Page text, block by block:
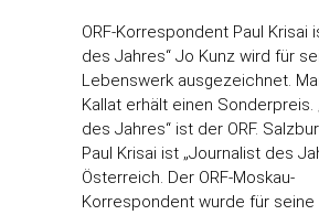
ORF-Korrespondent Paul Krisai
des Jahres“ Jo Kunz wird für
Lebenswerk ausgezeichnet.
Kallat erhält einen Sonderpreis.
des Jahres“ ist der ORF.
Paul Krisai ist „Journalist des
Österreich. Der ORF-Moskau-
Korrespondent wurde für seine